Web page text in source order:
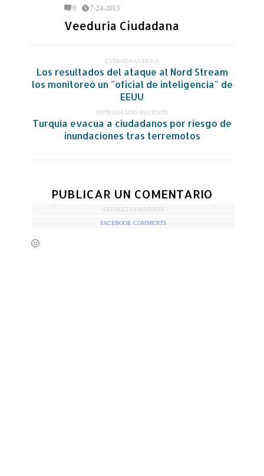
0 7-24-2013
Veeduría Ciudadana
ENTRADA ANTIGUA
Los resultados del ataque al Nord Stream
los monitoreó un "oficial de inteligencia" de
EEUU
ENTRADA MÁS RECIENTE
Turquía evacua a ciudadanos por riesgo de
inundaciones tras terremotos
PUBLICAR UN COMENTARIO
DEFAULT COMMENTS
FACEBOOK COMMENTS